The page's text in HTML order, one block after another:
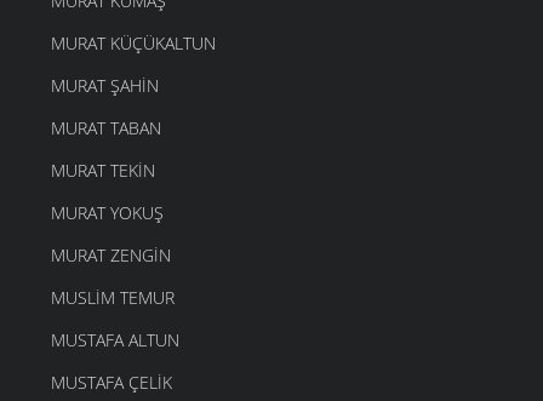
MURAT KÜÇÜKALTUN
MURAT ŞAHIN
MURAT TABAN
MURAT TEKIN
MURAT YOKUŞ
MURAT ZENGIN
MUSLIM TEMUR
MUSTAFA ALTUN
MUSTAFA ÇELIK